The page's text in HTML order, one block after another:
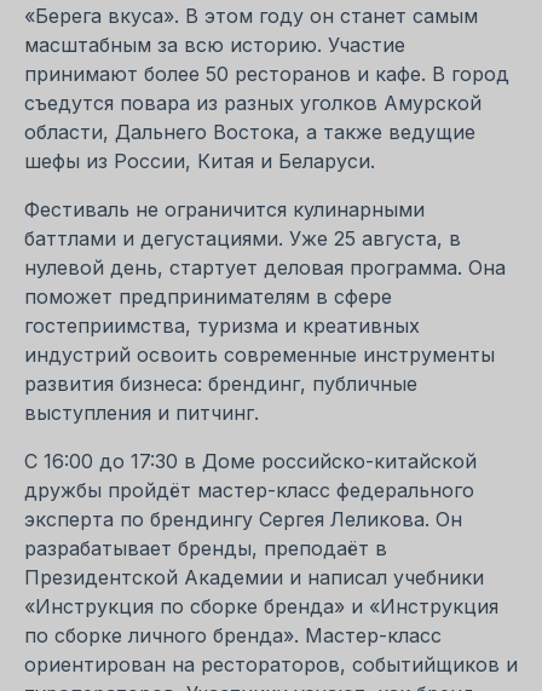
«Берега вкуса». В этом году он станет самым
масштабным за всю историю. Участие
принимают более 50 ресторанов и кафе. В город
съедутся повара из разных уголков Амурской
области, Дальнего Востока, а также ведущие
шефы из России, Китая и Беларуси.
Фестиваль не ограничится кулинарными
баттлами и дегустациями. Уже 25 августа, в
нулевой день, стартует деловая программа. Она
поможет предпринимателям в сфере
гостеприимства, туризма и креативных
индустрий освоить современные инструменты
развития бизнеса: брендинг, публичные
выступления и питчинг.
С 16:00 до 17:30 в Доме российско-китайской
дружбы пройдёт мастер-класс федерального
эксперта по брендингу Сергея Леликова. Он
разрабатывает бренды, преподаёт в
Президентской Академии и написал учебники
«Инструкция по сборке бренда» и «Инструкция
по сборке личного бренда». Мастер-класс
ориентирован на рестораторов, событийщиков и